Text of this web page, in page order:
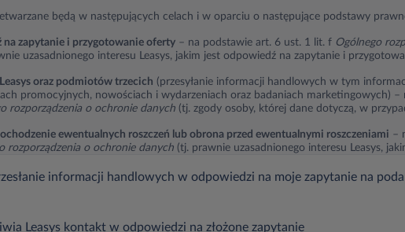
będą w następujących celach i w oparciu o następujące podstawy
na zapytanie i przygotowanie oferty – na podstawie art. 6 ust. 1 lit. f Ogólnego
uzasadnionego interesu Leasys, jakim jest odpowiedź na zapytanie i
oraz podmiotów trzecich (przesyłanie informacji handlowych w tym
promocyjnych, nowościach i wydarzeniach oraz badaniach marketingowych)
rozporządzenia o ochronie danych (tj. zgody osoby, której dane dotyczą, w
ewentualnych roszczeń lub obrona przed ewentualnymi roszczeniami –
rozporządzenia o ochronie danych (tj. prawnie uzasadnionego interesu Leasys,
informacji handlowych w odpowiedzi na moje zapytanie na
Leasys kontakt w odpowiedzi na złożone zapytanie